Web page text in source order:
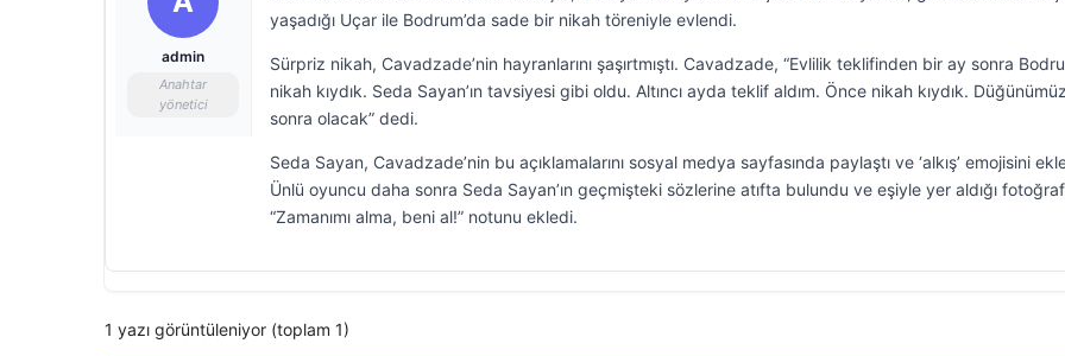
admin
Anahtar
yönetici
yaşadığı Uçar ile Bodrum’da sade bir nikah töreniyle evlendi.
Sürpriz nikah, Cavadzade’nin hayranlarını şaşırtmıştı. Cavadzade, “Evlilik teklifinden bir ay sonra
nikah kıydık. Seda Sayan’ın tavsiyesi gibi oldu. Altıncı ayda teklif aldım. Önce nikah kıydık. Düğünümüz
sonra olacak” dedi.
Seda Sayan, Cavadzade’nin bu açıklamalarını sosyal medya sayfasında paylaştı ve ‘alkış’ emojisini
Ünlü oyuncu daha sonra Seda Sayan’ın geçmişteki sözlerine atıfta bulundu ve eşiyle yer aldığı
“Zamanımı alma, beni al!” notunu ekledi.
1 yazı görüntüleniyor (toplam 1)